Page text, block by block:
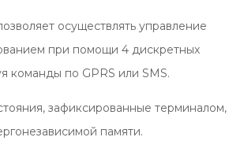
осуществлять управление
при помощи 4 дискретных
команды по GPRS или SMS.
зафиксированные терминалом,
памяти.